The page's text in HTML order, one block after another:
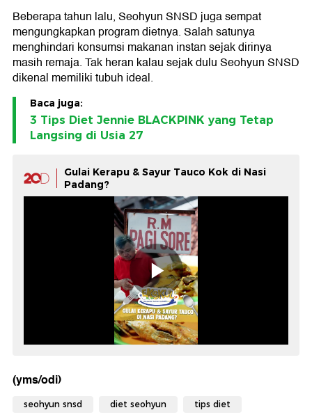
Beberapa tahun lalu, Seohyun SNSD juga sempat
mengungkapkan program dietnya. Salah satunya
menghindari konsumsi makanan instan sejak dirinya
masih remaja. Tak heran kalau sejak dulu Seohyun SNSD
dikenal memiliki tubuh ideal.
Baca juga:
3 Tips Diet Jennie BLACKPINK yang Tetap
Langsing di Usia 27
Gulai Kerapu & Sayur Tauco Kok di Nasi
Padang?
(yms/odi)
seohyun snsd diet seohyun tips diet